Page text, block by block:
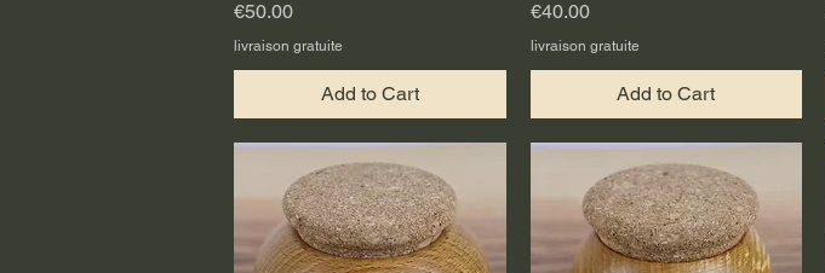
Price
€50.00
livraison gratuite
Add to Cart
Price
€40.00
livraison gratuite
Add to Cart